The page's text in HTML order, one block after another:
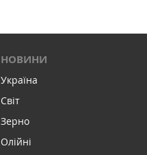
НОВИНИ
Україна
Світ
Зерно
Олійні